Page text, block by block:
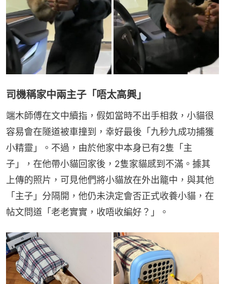
司機稱家中兩主子「唔太高興」
端木師傅在文中續指，假如當時不出手相救，小貓很
容易會在隧道被車撞到，幸好最後「九秒九成功捕獲
小精靈」。不過，由於他家中本身已有2隻「主
子」，在他帶小貓回家後，2隻家貓感到不滿。據其
上傳的照片，可見他們將小貓放在外出籠中，與其他
「主子」分隔開，他仍未決定會否正式收養小貓，在
帖文問道「老老實實，收唔收編好？」。